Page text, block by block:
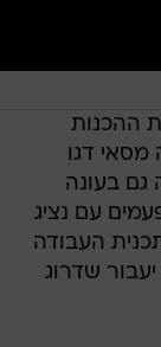
ההכנות
דגו
גם בעונה
עם נציג
העבודה
שדרוג